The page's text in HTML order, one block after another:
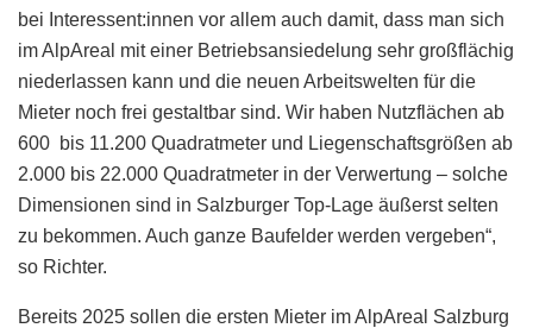
bei Interessent:innen vor allem auch damit, dass man sich
im AlpAreal mit einer Betriebsansiedelung sehr großflächig
niederlassen kann und die neuen Arbeitswelten für die
Mieter noch frei gestaltbar sind. Wir haben Nutzflächen ab
600 bis 11.200 Quadratmeter und Liegenschaftsgrößen ab
2.000 bis 22.000 Quadratmeter in der Verwertung – solche
Dimensionen sind in Salzburger Top-Lage äußerst selten
zu bekommen. Auch ganze Baufelder werden vergeben“,
so Richter.
Bereits 2025 sollen die ersten Mieter im AlpAreal Salzburg